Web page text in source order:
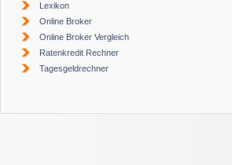
Lexikon
Online Broker
Online Broker Vergleich
Ratenkredit Rechner
Tagesgeldrechner